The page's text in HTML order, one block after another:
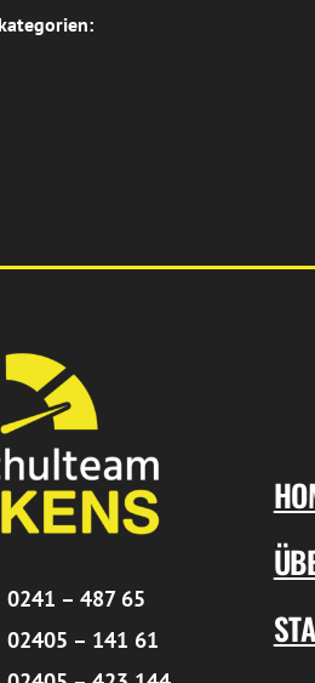
0241 – 487 65
02405 – 141 61